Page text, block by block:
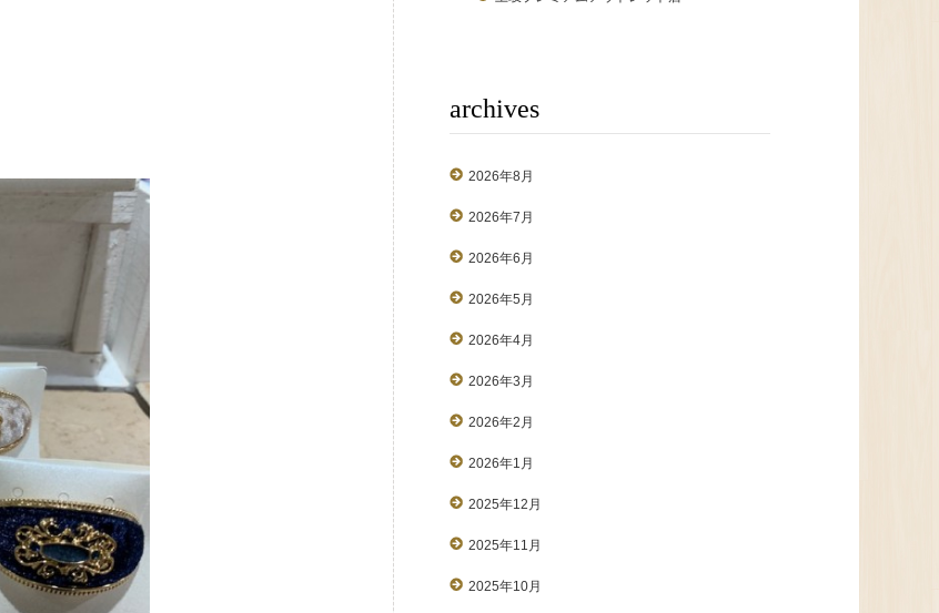
archives
2026年8月
2026年7月
2026年6月
2026年5月
2026年4月
2026年3月
2026年2月
2026年1月
2025年12月
2025年11月
2025年10月